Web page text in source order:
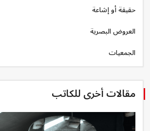
حقيقة أو إشاعة
العروض البصرية
الجمعيات
مقالات أخرى للكاتب